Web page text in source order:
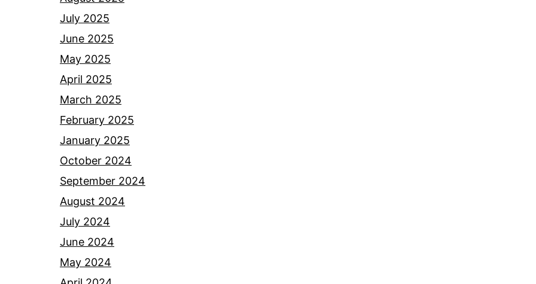
July 2025
June 2025
May 2025
April 2025
March 2025
February 2025
January 2025
October 2024
September 2024
August 2024
July 2024
June 2024
May 2024